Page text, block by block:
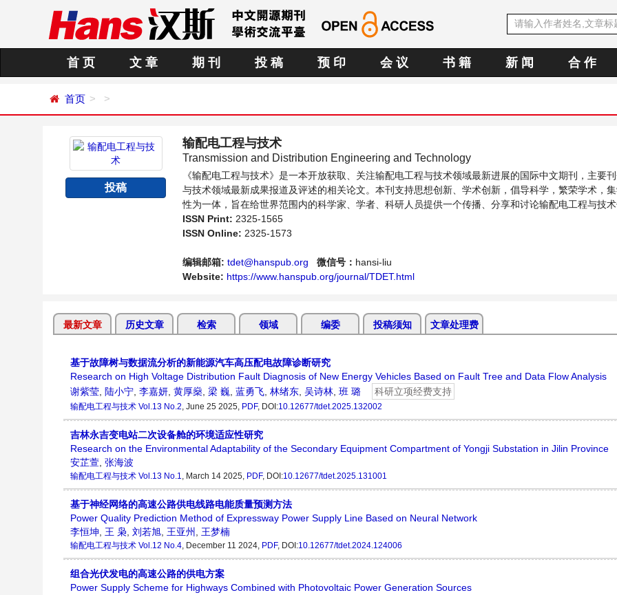
首 页 文 章 期 刊 投 稿 预 印 会 议 书 籍 新 闻 合 作
首页
投稿
输配电工程与技术
Transmission and Distribution Engineering and Technology
《输配电工程与技术》是一本开放获取、关注输配电工程与技术领域最新进展的国际中文期刊，主要
与技术领域最新成果报道及评述的相关论文。本刊支持思想创新、学术创新，倡导科学，繁荣学术，
性为一体，旨在给世界范围内的科学家、学者、科研人员提供一个传播、分享和讨论输配电工程与技
向问题与发展的交流平台。
ISSN Print: 2325-1565
ISSN Online: 2325-1573
编辑邮箱: tdet@hanspub.org 微信号： hansi-liu
Website: https://www.hanspub.org/journal/TDET.html
最新文章 历史文章 检索 领域 编委 投稿须知 文章处理费
基于故障树与数据流分析的新能源汽车高压配电故障诊断研究
Research on High Voltage Distribution Fault Diagnosis of New Energy Vehicles Based on Fault Tree and Data Flow Analysis
谢紫莹
陆小宁 李嘉妍 黄厚燊 梁 巍 蓝勇飞 林绪东 吴诗林 班 璐 科研立项经费支持
输配电工程与技术 Vol.13 No.2, June 25 2025, PDF, DOI:10.12677/tdet.2025.132002
吉林永吉变电站二次设备舱的环境适应性研究
Research on the Environmental Adaptability of the Secondary Equipment Compartment of Yongji Substation in Jilin Province
安芷萱 张海波
输配电工程与技术 Vol.13 No.1, March 14 2025, PDF, DOI:10.12677/tdet.2025.131001
基于神经网络的高速公路供电线路电能质量预测方法
Power Quality Prediction Method of Expressway Power Supply Line Based on Neural Network
李恒坤
王 枭 刘若旭 王亚州 王梦楠
输配电工程与技术 Vol.12 No.4, December 11 2024, PDF, DOI:10.12677/tdet.2024.124006
组合光伏发电的高速公路的供电方案
Power Supply Scheme for Highways Combined with Photovoltaic Power Generation Sources